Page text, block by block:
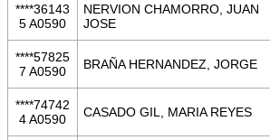
****36143
5 A0590
NERVION CHAMORRO, JUAN
JOSE
****57825
7 A0590
BRAÑA HERNANDEZ, JORGE
****74742
4 A0590
CASADO GIL, MARIA REYES